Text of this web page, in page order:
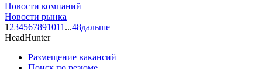
Новости компаний
Новости рынка
1 234567891011 ...48дальше
HeadHunter
Размещение вакансий